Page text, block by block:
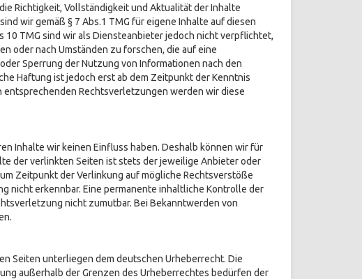
Richtigkeit, Vollständigkeit und Aktualität der Inhalte
wir gemäß § 7 Abs.1 TMG für eigene Inhalte auf diesen
10 TMG sind wir als Diensteanbieter jedoch nicht verpflichtet,
oder nach Umständen zu forschen, die auf eine
Sperrung der Nutzung von Informationen nach den
Haftung ist jedoch erst ab dem Zeitpunkt der Kenntnis
Rechtsverletzungen werden wir diese
Inhalte wir keinen Einfluss haben. Deshalb können wir für
der verlinkten Seiten ist stets der jeweilige Anbieter oder
Zeitpunkt der Verlinkung auf mögliche Rechtsverstöße
nicht erkennbar. Eine permanente inhaltliche Kontrolle der
nicht zumutbar. Bei Bekanntwerden von
Seiten unterliegen dem deutschen Urheberrecht. Die
außerhalb der Grenzen des Urheberrechtes bedürfen der